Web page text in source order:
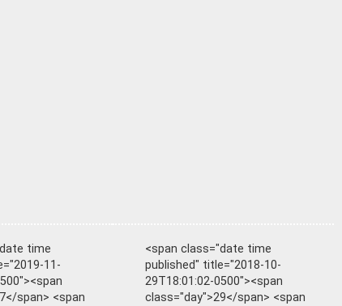
time
11-
span> <span
<span class="date time
published" title="2018-10-
29T18:01:02-0500"><span
class="day">29</span> <span